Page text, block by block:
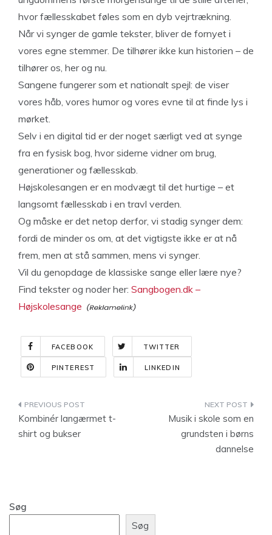
hvor fællesskabet føles som en dyb vejrtrækning.
Når vi synger de gamle tekster, bliver de fornyet i
vores egne stemmer. De tilhører ikke kun historien – de
tilhører os, her og nu.
Sangene fungerer som et nationalt spejl: de viser
vores håb, vores humor og vores evne til at finde lys i
mørket.
Selv i en digital tid er der noget særligt ved at synge
fra en fysisk bog, hvor siderne vidner om brug,
generationer og fællesskab.
Højskolesangen er en modvægt til det hurtige – et
langsomt fællesskab i en travl verden.
Og måske er det netop derfor, vi stadig synger dem:
fordi de minder os om, at det vigtigste ikke er at nå
frem, men at stå sammen, mens vi synger.
Vil du genopdage de klassiske sange eller lære nye?
Find tekster og noder her: Sangbogen.dk –
Højskolesange
FACEBOOK TWITTER
PINTEREST LINKEDIN
Indlægsnavigation
Kombinér langærmet t-
shirt og bukser
Musik i skole som en
grundsten i børns
dannelse
Søg
Søg